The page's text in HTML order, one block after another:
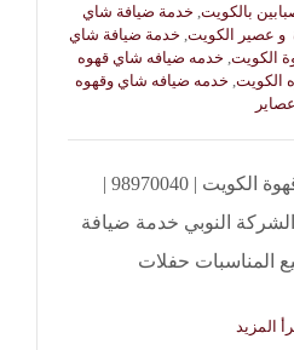
بالكويت, خدمة ضيافة شاي
و عصير الكويت, خدمة ضيافة شاي
الكويت, خدمه ضيافه شاي قهوه
الكويت, خدمه ضيافه شاي وقهوه
خدمة ضيافة شاي وقهوة الكويت | 98970040 |
الشركة النوبي خدمة ضيافة
المناسبات حفلات